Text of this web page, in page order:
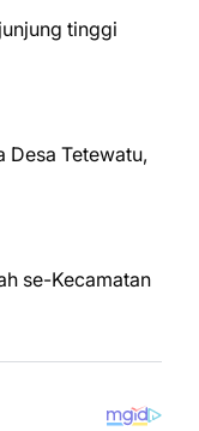
tinggi
Desa Tetewatu,
se-Kecamatan